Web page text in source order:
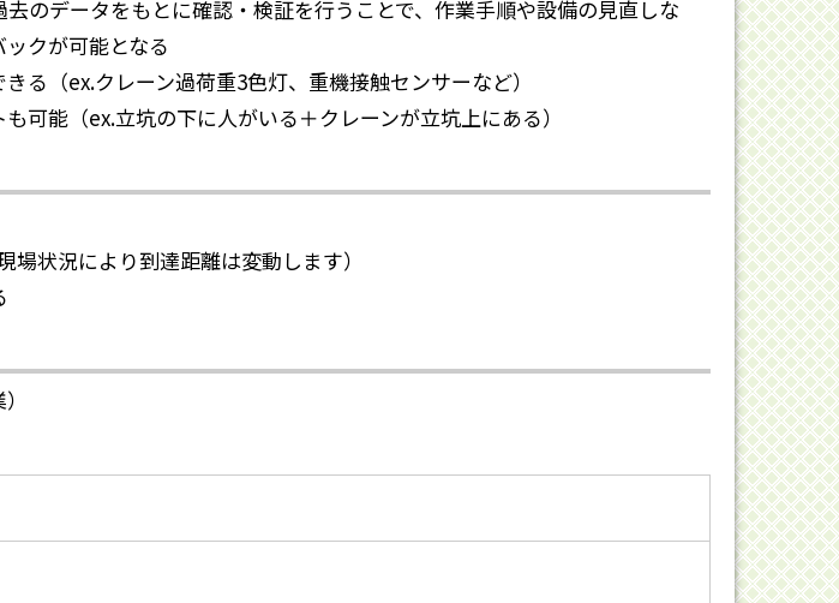
のデータをもとに確認・検証を行うことで、作業手順や設備の見直しな
クが可能となる
る（ex.クレーン過荷重3色灯、重機接触センサーなど）
可能（ex.立坑の下に人がいる＋クレーンが立坑上にある）
状況により到達距離は変動します）